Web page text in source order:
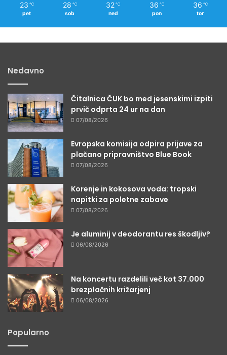
23 ℃
pet
28 ℃
sob
32 ℃
ned
36 ℃
pon
36 ℃
tor
Nedavno
Čitalnica ČUK bo med jesenskimi izpiti
prvič odprta 24 ur na dan
07/08/2026
Evropska komisija odpira prijave za
plačano pripravništvo Blue Book
07/08/2026
Korenje in kokosova voda: tropski
napitki za poletne zabave
07/08/2026
Je aluminij v deodorantu res škodljiv?
06/08/2026
Na koncertu razdelili več kot 37.000
brezplačnih križarjenj
06/08/2026
Popularno